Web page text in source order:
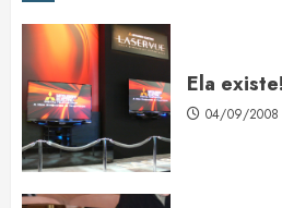
Ela existe!
04/09/2008